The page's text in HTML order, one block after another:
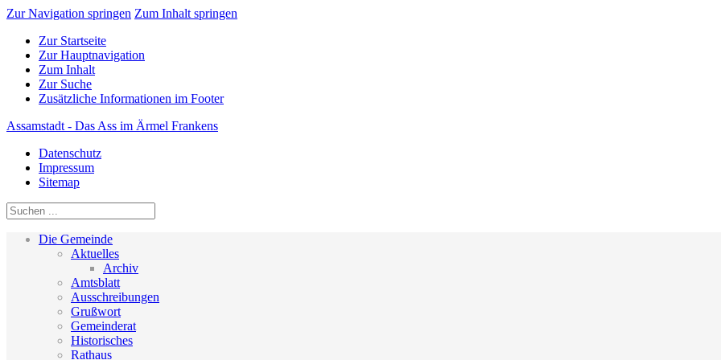
Zur Navigation springen Zum Inhalt springen
Zur Startseite
Zur Hauptnavigation
Zum Inhalt
Zur Suche
Zusätzliche Informationen im Footer
Assamstadt - Das Ass im Ärmel Frankens
Datenschutz
Impressum
Sitemap
Die Gemeinde
Aktuelles
Archiv
Amtsblatt
Ausschreibungen
Grußwort
Gemeinderat
Historisches
Rathaus